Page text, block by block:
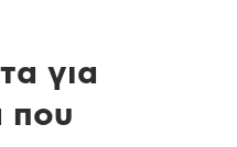
για
που